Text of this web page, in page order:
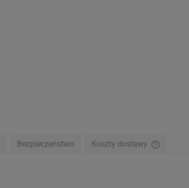
Bezpieczeństwo Koszty dostawy